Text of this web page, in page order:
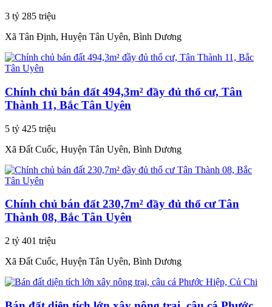
3 tỷ 285 triệu
Xã Tân Định, Huyện Tân Uyên, Bình Dương
Chính chủ bán đất 494,3m² đầy đủ thổ cư, Tân
Thành 11, Bắc Tân Uyên
5 tỷ 425 triệu
Xã Đất Cuốc, Huyện Tân Uyên, Bình Dương
Chính chủ bán đất 230,7m² đầy đủ thổ cư Tân
Thành 08, Bắc Tân Uyên
2 tỷ 401 triệu
Xã Đất Cuốc, Huyện Tân Uyên, Bình Dương